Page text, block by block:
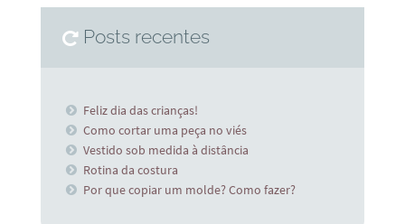
Posts recentes
Feliz dia das crianças!
Como cortar uma peça no viés
Vestido sob medida à distância
Rotina da costura
Por que copiar um molde? Como fazer?